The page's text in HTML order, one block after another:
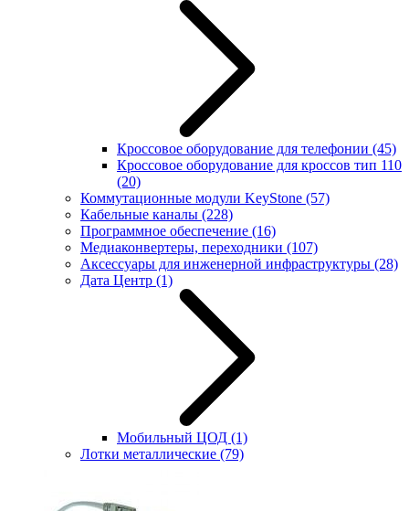
Кроссовое оборудование для телефонии (45)
Кроссовое оборудование для кроссов тип 110
(20)
Коммутационные модули KeyStone (57)
Кабельные каналы (228)
Программное обеспечение (16)
Медиаконвертеры, переходники (107)
Аксессуары для инженерной инфраструктуры (28)
Дата Центр (1)
Мобильный ЦОД (1)
Лотки металлические (79)